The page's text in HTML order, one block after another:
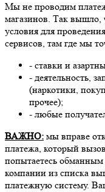
Мы не проводим
магазинов. Так вышло,
условия для
сервисов, там где мы
- ставки и
- деятельность,
(наркотики,
прочее);
- любые
ВАЖНО: мы вправе
платежа, который
попытаетесь обманным
компании из списка
платежную систему.